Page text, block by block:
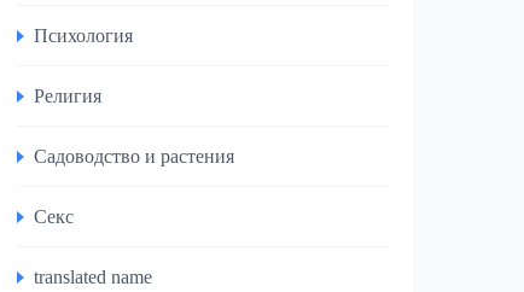
Психология
Религия
Садоводство и растения
Секс
translated name